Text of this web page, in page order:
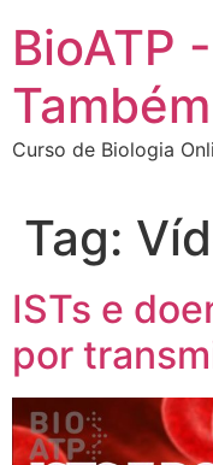
para
conteúdo
BioATP
Curso de Biologia
Tag:
ISTs e
por